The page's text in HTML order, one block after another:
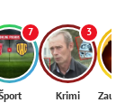
7 3
Krimi